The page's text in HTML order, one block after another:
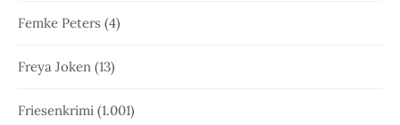
Femke Peters (4)
Freya Joken (13)
Friesenkrimi (1.001)